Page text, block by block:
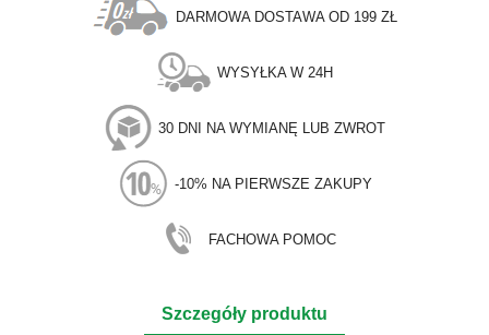
DARMOWA DOSTAWA OD 199 ZŁ
WYSYŁKA W 24H
30 DNI NA WYMIANĘ LUB ZWROT
-10% NA PIERWSZE ZAKUPY
FACHOWA POMOC
Szczegóły produktu